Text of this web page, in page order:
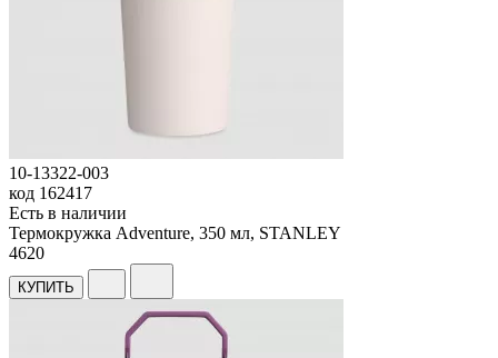
10-13322-003
код 162417
Есть в наличии
Термокружка Adventure, 350 мл, STANLEY
4620
КУПИТЬ